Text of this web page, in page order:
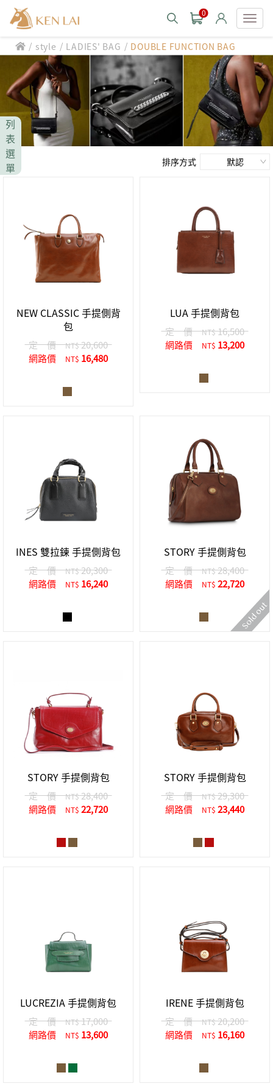
0
款式分類 style
男士包款 MEN'S BAG
男士夾款 MEN'S WALLET
男士皮帶 MEN'S BELT
皮革保養 LEATHER CARE
CHIARUGI
男士包款 MEN'S BAG
男士夾款 MEN'S WALLET
男士皮帶 MEN'S BELT
女士夾款 LADIES' WALLET
中性商品 UNISEX BAG/SLG
關於 CHIARUGI
CUMAR
女士包款 LADIES' BAG
女士夾款 LADIES' WALLET
中性商品 UNISEX BAG/SLG
Roberta di Camerino
男士夾款 MEN'S WALLET
男士皮帶 MEN'S BELT
女士包款 LADIES' BAG
女士夾款 LADIES' WALLET
中性商品 UNISEX BAG/SLG
關於 Roberta di Camerino
男士包款 MEN'S BAG
男士夾款 MEN'S WALLET
男士皮帶 MEN'S BELT
女士夾款 LADIES' WALLET
中性商品 UNISEX BAG/SLG
皮革保養 LEATHER CARE
關於 THE BRIDGE
期間限定 limited edition
珍藏 THE BRIDGE (TB SPECIAL)
男士包款 MEN'S BAG
男士夾款 MEN'S WALLET
男士皮帶 MEN'S BELT
女士包款 LADIES' BAG
中性商品 UNISEX BAG/SLG
/ style / LADIES' BAG / DOUBLE FUNCTION BAG
列
表
選
單
排序方式
NEW CLASSIC 手提側背
包
定 價 NT$20,600
網路價
NT$ 16,480
LUA 手提側背包
定 價 NT$16,500
網路價
NT$ 13,200
INES 雙拉鍊 手提側背包
定 價 NT$20,300
網路價
NT$ 16,240
STORY 手提側背包
定 價 NT$28,400
網路價
NT$ 22,720
STORY 手提側背包
定 價 NT$28,400
網路價
NT$ 22,720
STORY 手提側背包
定 價 NT$29,300
網路價
NT$ 23,440
LUCREZIA 手提側背包
定 價 NT$17,000
網路價
NT$ 13,600
IRENE 手提側背包
定 價 NT$20,200
網路價
NT$ 16,160